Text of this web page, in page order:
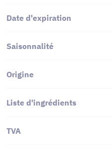
Date d'expiration
Saisonnalité
Origine
Liste d'ingrédients
TVA